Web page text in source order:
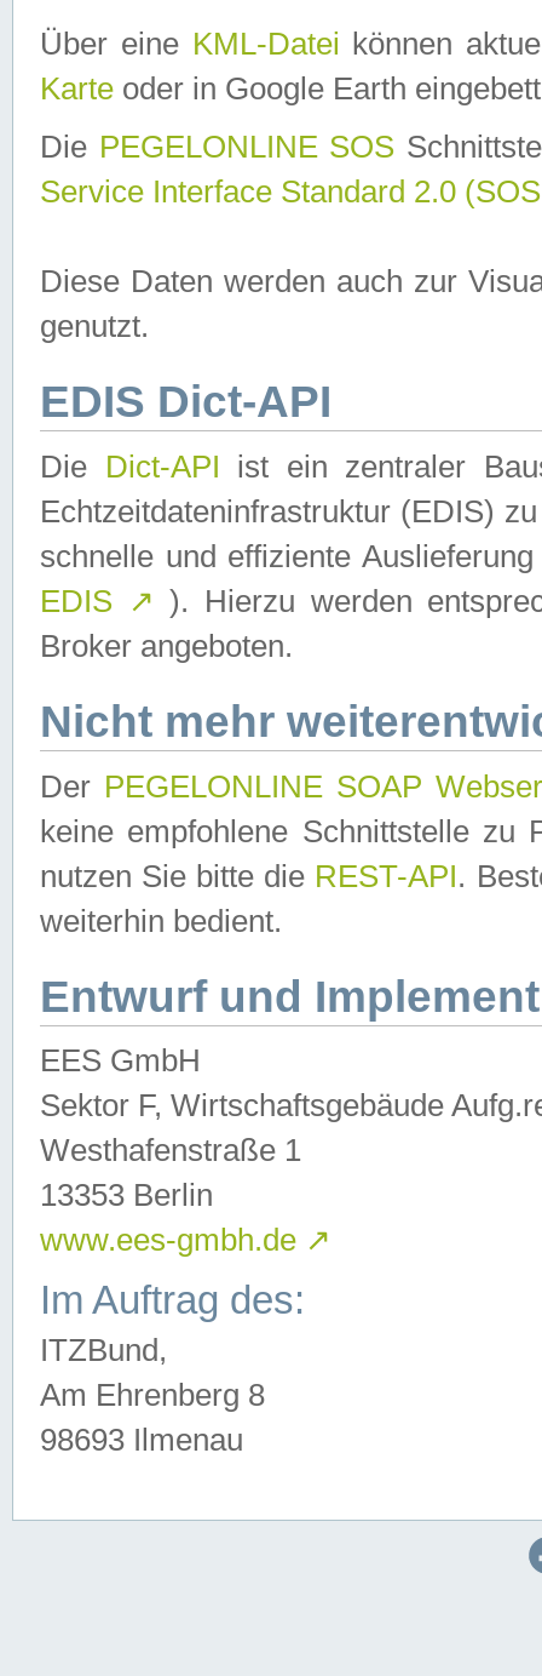
Über eine KML-Datei können
Karte oder in Google Earth
Die PEGELONLINE SOS
Service Interface Standard 2.0
Diese Daten werden auch zur
genutzt.
EDIS Dict-API
Die Dict-API ist ein zentraler
Echtzeitdateninfrastruktur (EDIS)
schnelle und effiziente
EDIS ↗ ). Hierzu werden
Broker angeboten.
Nicht mehr
Der PEGELONLINE SOAP
keine empfohlene Schnittstelle zu
nutzen Sie bitte die REST-API.
weiterhin bedient.
Entwurf und
EES GmbH
Sektor F, Wirtschaftsgebäude
Westhafenstraße 1
13353 Berlin
www.ees-gmbh.de ↗
Im Auftrag des:
ITZBund,
Am Ehrenberg 8
98693 Ilmenau